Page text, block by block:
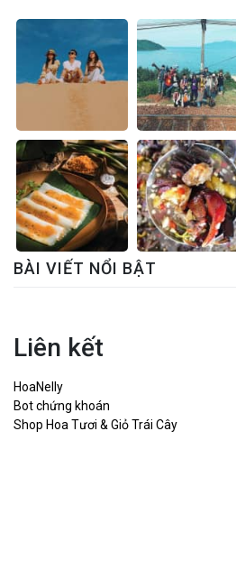
BÀI VIẾT NỔI BẬT
Liên kết
HoaNelly
Bot chứng khoán
Shop Hoa Tươi & Giỏ Trái Cây